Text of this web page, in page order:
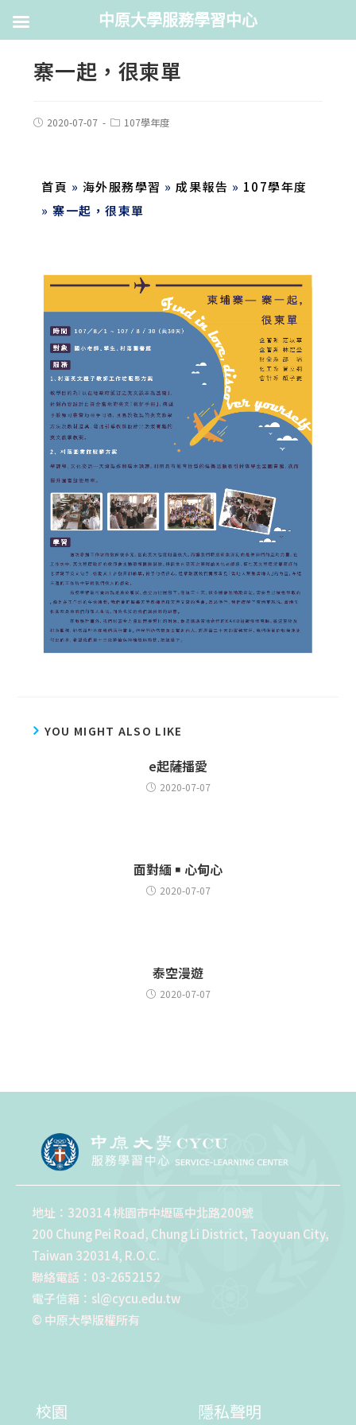
寨一起，很柬單
2020-07-07 107學年度
首頁 » 海外服務學習 »成果報告 » 107學年度
»寨一起，很柬單
YOU MIGHT ALSO LIKE
e起薩播愛
2020-07-07
面對緬 ￭ 心甸心
2020-07-07
泰空漫遊
2020-07-07
地址：320314 桃園市中壢區中北路200號
200 Chung Pei Road, Chung Li District, Taoyuan City,
Taiwan 320314, R.O.C.
聯絡電話：03-2652152
電子信箱：sl@cycu.edu.tw
© 中原大學版權所有
校園 隱私聲明
中原大學服務學習中心